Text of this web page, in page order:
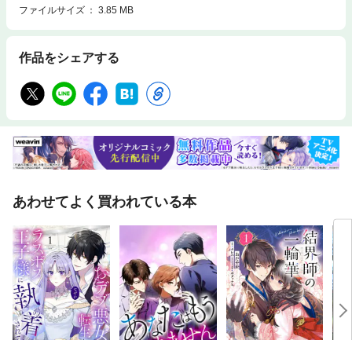
ファイルサイズ
3.85 MB
作品をシェアする
あわせてよく買われている本